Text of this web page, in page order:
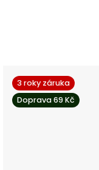
3 roky záruka
Doprava 69 Kč